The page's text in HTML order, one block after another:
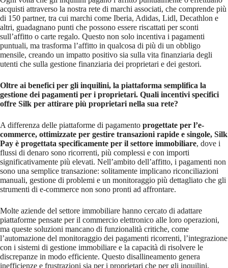
acquisti attraverso la nostra rete di marchi associati, che comprende più
di 150 partner, tra cui marchi come Iberia, Adidas, Lidl, Decathlon e
altri, guadagnano punti che possono essere riscattati per sconti
sull’affitto o carte regalo. Questo non solo incentiva i pagamenti
puntuali, ma trasforma l’affitto in qualcosa di più di un obbligo
mensile, creando un impatto positivo sia sulla vita finanziaria degli
utenti che sulla gestione finanziaria dei proprietari e dei gestori.
Oltre ai benefici per gli inquilini, la piattaforma semplifica la
gestione dei pagamenti per i proprietari. Quali incentivi specifici
offre Silk per attirare più proprietari nella sua rete?
A differenza delle piattaforme di pagamento progettate per l’e-
commerce, ottimizzate per gestire transazioni rapide e singole, Silk
Pay è progettata specificamente per il settore immobiliare, dove i
flussi di denaro sono ricorrenti, più complessi e con importi
significativamente più elevati. Nell’ambito dell’affitto, i pagamenti non
sono una semplice transazione: solitamente implicano riconciliazioni
manuali, gestione di problemi e un monitoraggio più dettagliato che gli
strumenti di e-commerce non sono pronti ad affrontare.
Molte aziende del settore immobiliare hanno cercato di adattare
piattaforme pensate per il commercio elettronico alle loro operazioni,
ma queste soluzioni mancano di funzionalità critiche, come
l’automazione del monitoraggio dei pagamenti ricorrenti, l’integrazione
con i sistemi di gestione immobiliare e la capacità di risolvere le
discrepanze in modo efficiente. Questo disallineamento genera
inefficienze e frustrazioni sia per i proprietari che per gli inquilini,